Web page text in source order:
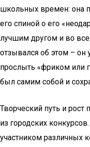
школьных времен: она
его спиной о его
лучшим другом и во
отзывался об этом – он
прослыть «фриком или
был самим собой и
Творческий путь и
из городских
участником различных